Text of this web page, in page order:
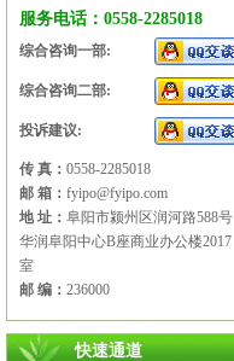
2025年清明节放假安排的通知
2025年春节放假安排的通知
服务电话：0558-2285018
综合咨询一部:
综合咨询二部:
投诉建议:
传 真： 0558-2285018
邮 箱： fyipo@fyipo.com
地 址： 阜阳市颍州区润河路588号
华润阜阳中心B座商业办公楼2017
室
邮 编： 236000
快速通道